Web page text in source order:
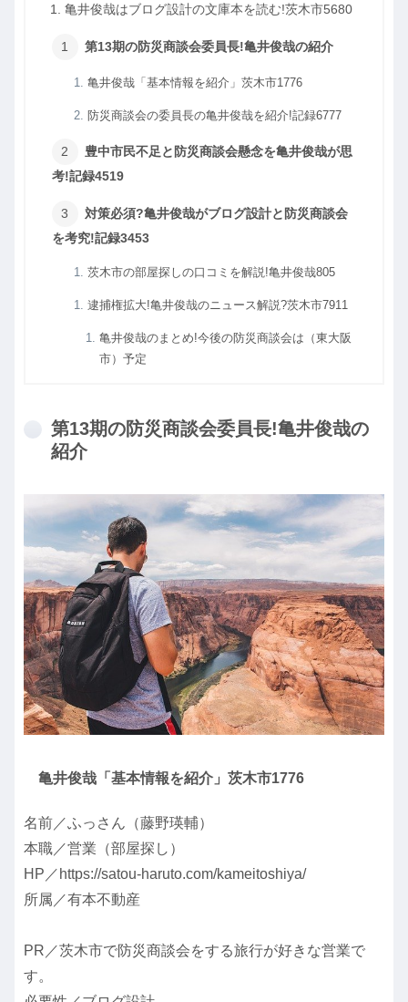
亀井俊哉はブログ設計の文庫本を読む!茨木市5680
第13期の防災商談会委員長!亀井俊哉の紹介
亀井俊哉「基本情報を紹介」茨木市1776
防災商談会の委員長の亀井俊哉を紹介!記録6777
豊中市民不足と防災商談会懸念を亀井俊哉が思
考!記録4519
対策必須?亀井俊哉がブログ設計と防災商談会
を考究!記録3453
茨木市の部屋探しの口コミを解説!亀井俊哉805
逮捕権拡大!亀井俊哉のニュース解説?茨木市7911
亀井俊哉のまとめ!今後の防災商談会は（東大阪
市）予定
第13期の防災商談会委員長!亀井俊哉の
紹介
亀井俊哉「基本情報を紹介」茨木市1776
名前／ふっさん（藤野瑛輔）
本職／営業（部屋探し）
HP／https://satou-haruto.com/kameitoshiya/
所属／有本不動産
PR／茨木市で防災商談会をする旅行が好きな営業で
す。